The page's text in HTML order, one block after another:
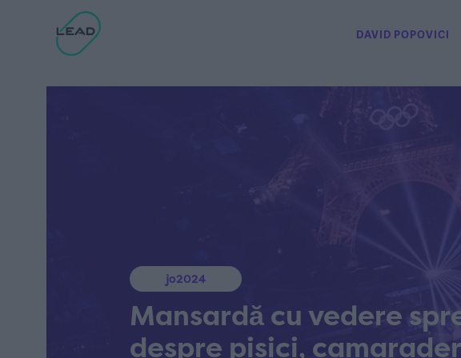
DAVID POPOVICI
jo2024
Mansardă cu vedere
despre pisici,